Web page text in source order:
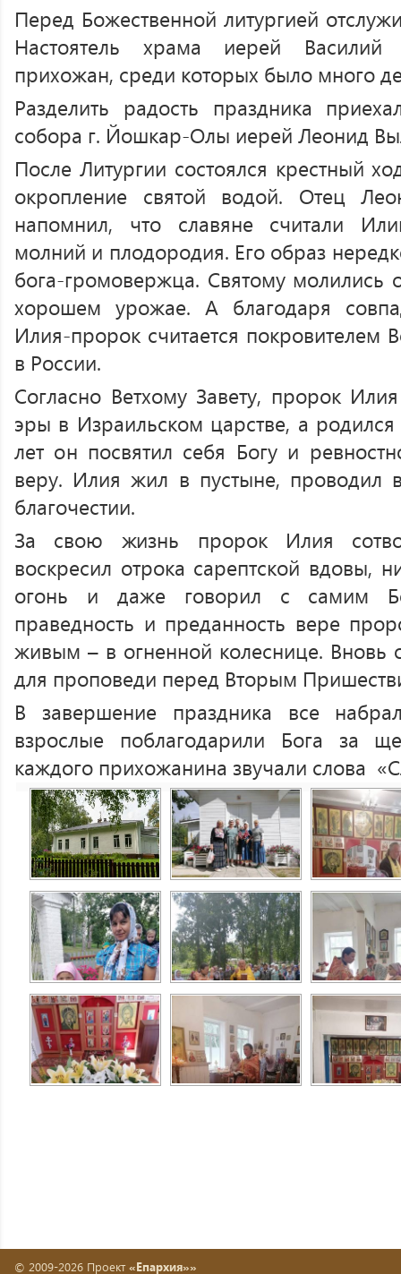
Перед Божественной литургией
Настоятель храма иерей Василий
прихожан, среди которых было много
Разделить радость праздника
собора г. Йошкар-Олы иерей Леонид
После Литургии состоялся крестный
окропление святой водой. Отец
напомнил, что славяне считали
молний и плодородия. Его образ
бога-громовержца. Святому молились
хорошем урожае. А благодаря
Илия-пророк считается покровителем
в России.
Согласно Ветхому Завету, пророк
эры в Израильском царстве, а
лет он посвятил себя Богу и
веру. Илия жил в пустыне, проводил
благочестии.
За свою жизнь пророк Илия
воскресил отрока сарептской вдовы,
огонь и даже говорил с самим
праведность и преданность вере
живым – в огненной колеснице. Вновь
для проповеди перед Вторым
В завершение праздника все
взрослые поблагодарили Бога за
каждого прихожанина звучали слова
© 2009-2026 Проект «Епархия»»